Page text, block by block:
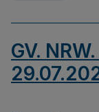
GV.